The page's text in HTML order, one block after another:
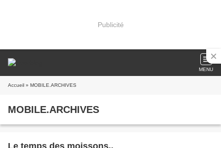
Publicité
MENU
Accueil » MOBILE.ARCHIVES
MOBILE.ARCHIVES
Le temps des moissons..